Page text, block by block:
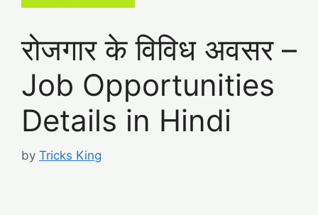
रोजगार के विविध अवसर –
Job Opportunities
Details in Hindi
by Tricks King